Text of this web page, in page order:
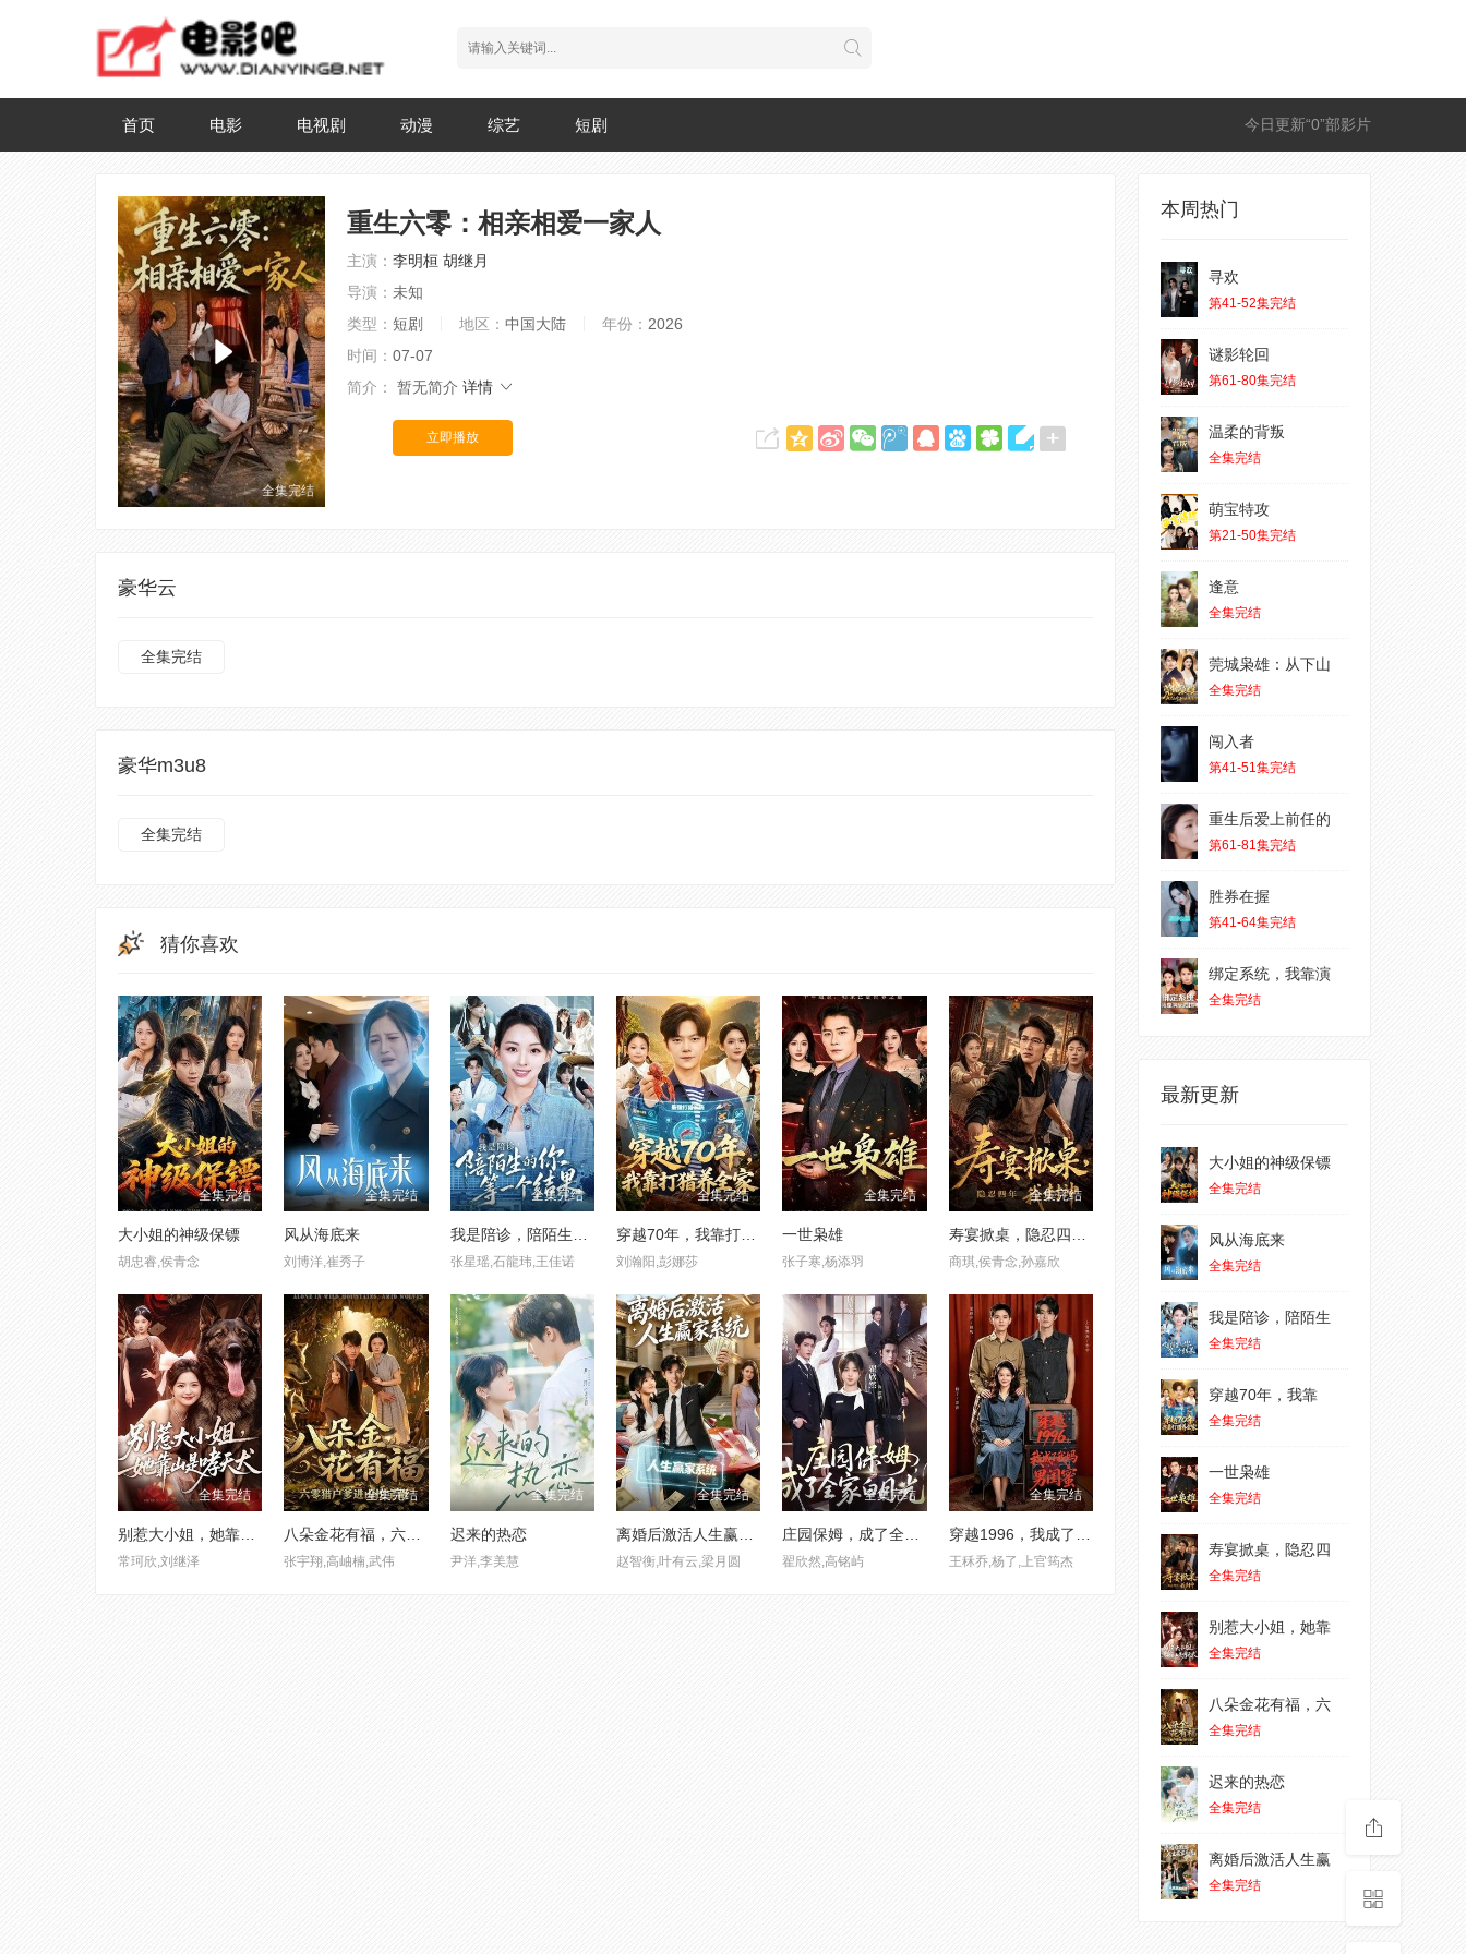
今日更新“0”部影片
首页 电影 电视剧 动漫 综艺 短剧
全集完结
重生六零：相亲相爱一家人
主演： 李明桓 胡继月
导演： 未知
类型： 短剧 地区： 中国大陆 年份： 2026
时间： 07-07
简介：
暂无简介 详情
立即播放
豪华云
全集完结
豪华m3u8
全集完结
猜你喜欢
全集完结
大小姐的神级保镖
胡忠睿,侯青念
全集完结
风从海底来
刘博洋,崔秀子
全集完结
我是陪诊，陪陌生的你等一个结果
张星瑶,石龍玮,王佳诺
全集完结
穿越70年，我靠打猎养全家
刘瀚阳,彭娜莎
全集完结
一世枭雄
张子寒,杨添羽
全集完结
寿宴掀桌，隐忍四年我封神
商琪,侯青念,孙嘉欣
全集完结
常珂欣,刘继泽
全集完结
张宇翔,高岫楠,武伟
全集完结
迟来的热恋
尹洋,李美慧
全集完结
赵智衡,叶有云,梁月圆
全集完结
翟欣然,高铭屿
全集完结
王秝乔,杨了,上官筠杰
本周热门
寻欢
第41-52集完结
谜影轮回
第61-80集完结
温柔的背叛
全集完结
萌宝特攻
第21-50集完结
逢意
全集完结
莞城枭雄：从下山
全集完结
闯入者
第41-51集完结
重生后爱上前任的
第61-81集完结
胜券在握
第41-64集完结
绑定系统，我靠演
全集完结
最新更新
大小姐的神级保镖
全集完结
风从海底来
全集完结
我是陪诊，陪陌生
全集完结
穿越70年，我靠
全集完结
一世枭雄
全集完结
寿宴掀桌，隐忍四
全集完结
别惹大小姐，她靠
全集完结
八朵金花有福，六
全集完结
迟来的热恋
全集完结
离婚后激活人生赢
全集完结